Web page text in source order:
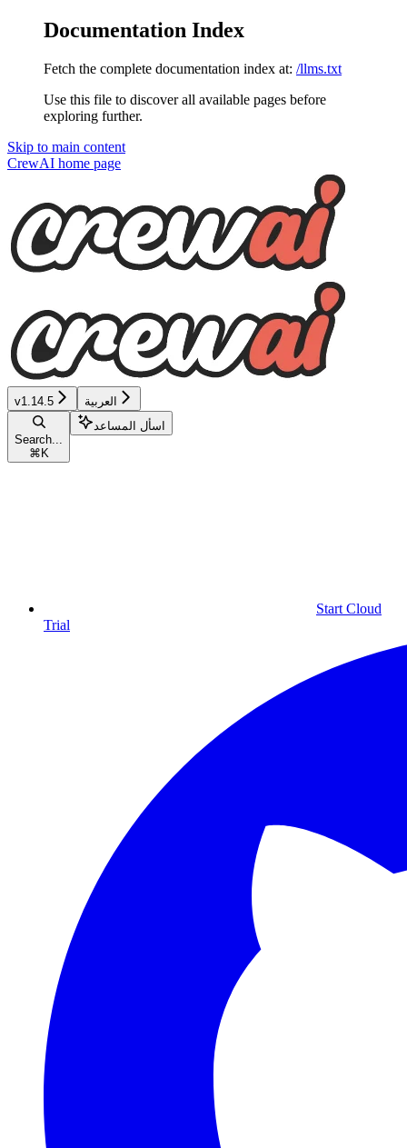
Documentation Index
Fetch the complete documentation index at: /llms.txt
Use this file to discover all available pages before
exploring further.
Skip to main content
CrewAI home page
v1.14.5 العربية
Search...
⌘ K
اسأل المساعد
Start Cloud
Trial